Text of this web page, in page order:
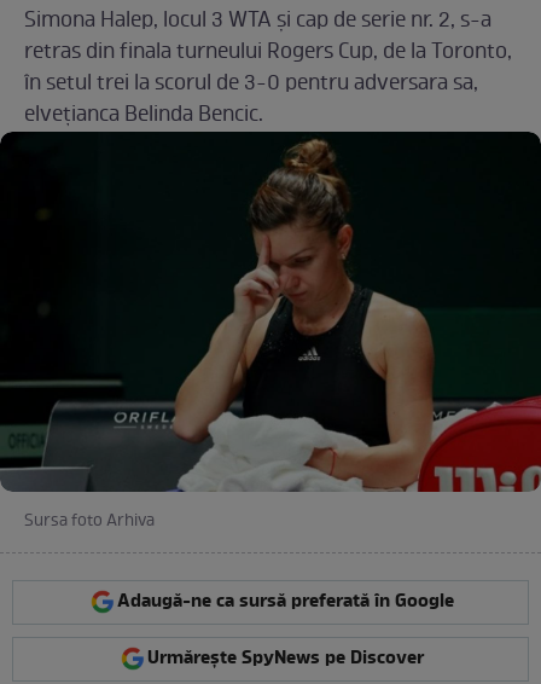
Simona Halep, locul 3 WTA şi cap de serie nr. 2, s-a
retras din finala turneului Rogers Cup, de la Toronto,
în setul trei la scorul de 3-0 pentru adversara sa,
elveţianca Belinda Bencic.
Sursa foto Arhiva
Adaugă-ne ca sursă preferată în Google
Urmărește SpyNews pe Discover